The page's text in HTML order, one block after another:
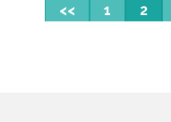
<< 1 2